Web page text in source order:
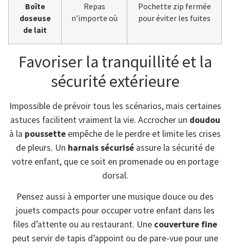
Boîte
doseuse
de lait
Repas
n’importe où
Pochette zip fermée
pour éviter les fuites
Favoriser la tranquillité et la
sécurité extérieure
Impossible de prévoir tous les scénarios, mais certaines
astuces facilitent vraiment la vie. Accrocher un doudou
à la poussette empêche de le perdre et limite les crises
de pleurs. Un harnais sécuriséassure la sécurité de
votre enfant, que ce soit en promenade ou en portage
dorsal.
Pensez aussi à emporter une musique douce ou des
jouets compacts pour occuper votre enfant dans les
files d’attente ou au restaurant. Une couverture fine
peut servir de tapis d’appoint ou de pare-vue pour une